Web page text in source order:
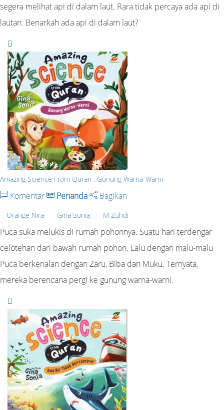
segera melihat api di dalam laut. Rara tidak percaya ada api di
lautan. Benarkah ada api di dalam laut?
Amazing Science From Quran : Gunung Warna-Warni
Komentar Penanda Bagikan
Orange Nira Gina Sonia M Zuhdi
Puca suka melukis di rumah pohonnya. Suatu hari terdengar
celotehan dari bawah rumah pohon. Lalu dengan malu-malu
Puca berkenalan dengan Zaru, Biba dan Muku. Ternyata,
mereka berencana pergi ke gunung warna-warni.